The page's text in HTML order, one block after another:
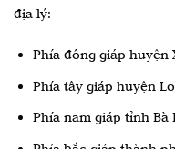
địa lý:
Phía đông giáp huyện
Phía tây giáp huyện
Phía nam giáp tỉnh Bà